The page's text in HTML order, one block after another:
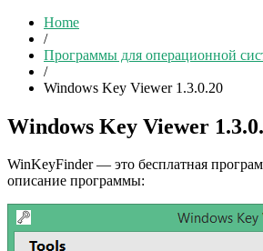
Home
/
Программы для операционной
/
Windows Key Viewer 1.3.0.20
Windows Key Viewer
WinKeyFinder — это бесплатная
описание программы: